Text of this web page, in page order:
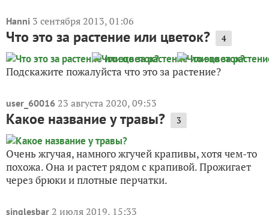
Hanni 3 сентября 2013, 01:06
Что это за растение или цветок? 4
Подскажите пожалуйста что это за растение?
user_60016 23 августа 2020, 09:53
Какое название у травы? 3
Очень жгучая, намного жгучей крапивы, хотя чем-то
похожа. Она и растет рядом с крапивой. Прожигает
через брюки и плотные перчатки.
singlesbar 2 июля 2019, 15:33